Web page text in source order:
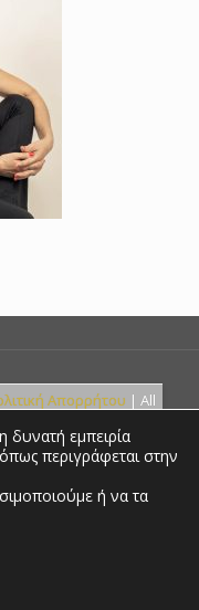
Απορρήτου | All
by
δυνατή εμπειρία
περιγράφεται στην
ή να τα